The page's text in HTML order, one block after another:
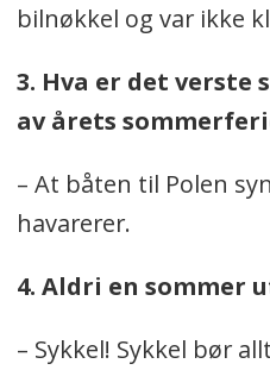
bilnøkkel og var ikke
3. Hva er det verste
av årets
– At båten til Polen
havarerer.
4. Aldri en sommer
– Sykkel! Sykkel bør